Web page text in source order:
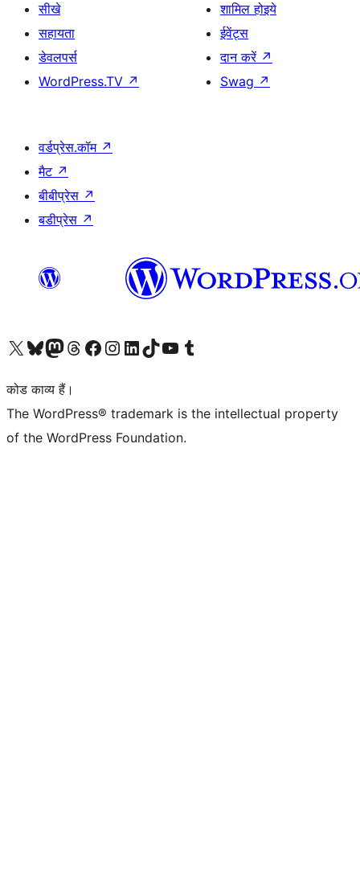
सीखे
सहायता
डेवलपर्स
WordPress.TV ↗
शामिल होइये
ईवेंट्स
दान करें ↗
Swag ↗
वर्डप्रेस.कॉम ↗
मैट ↗
बीबीप्रेस ↗
बडीप्रेस ↗
Visit our X (formerly Twitter) account
हमारे बलुस्की खाते पर जाएँVisit our Mastodon account
हमारे थ्रेड्स अकाउंट पर जाएंहमारे फेसबुक पेज पर जाएँहमारे इंस्टाग्राम अकाउंट पर जाएंहमारे लिंक्डइन खाते पर जाएँहमारे टिकटॉक खाते पर जाएँहमारे यूट्यूब चैनल पर जाएंहमारे Tumblr खाते पर जाएँ
कोड काव्य हैं।
The WordPress® trademark is the intellectual property
of the WordPress Foundation.